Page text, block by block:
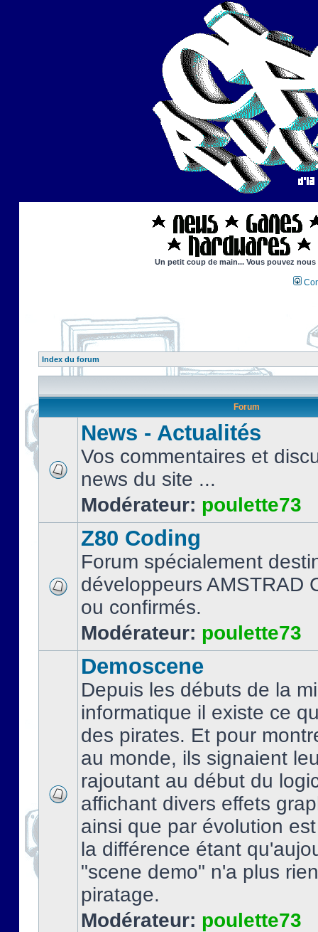
Un petit coup de main... Vous pouvez
Index du forum
Forum
News - Actualités
Vos commentaires et
news du site ...
Modérateur: poulette73
Z80 Coding
Forum spécialement
développeurs AMSTRAD
ou confirmés.
Modérateur: poulette73
Demoscene
Depuis les débuts de la
informatique il existe ce
des pirates. Et pour
au monde, ils signaient
rajoutant au début du
affichant divers effets
ainsi que par évolution
la différence étant
"scene demo" n'a plus
piratage.
Modérateur: poulette73